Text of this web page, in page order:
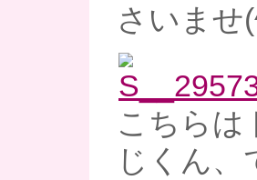
さいま
こちらは
じくん、